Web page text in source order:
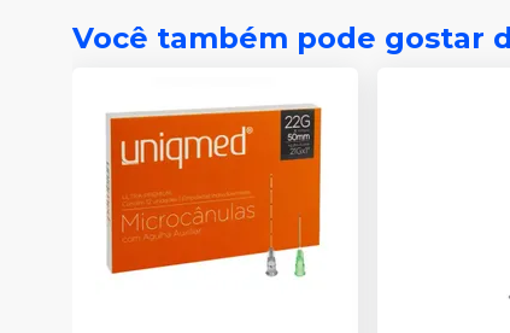
Você também pode gostar